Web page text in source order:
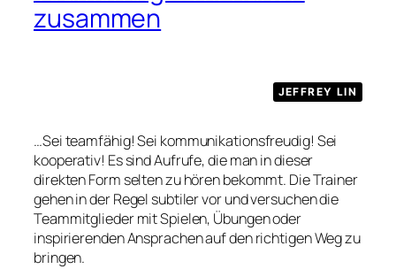
zusammen
JEFFREY LIN
…Sei teamfähig! Sei kommunikationsfreudig! Sei
kooperativ! Es sind Aufrufe, die man in dieser
direkten Form selten zu hören bekommt. Die Trainer
gehen in der Regel subtiler vor und versuchen die
Teammitglieder mit Spielen, Übungen oder
inspirierenden Ansprachen auf den richtigen Weg zu
bringen.